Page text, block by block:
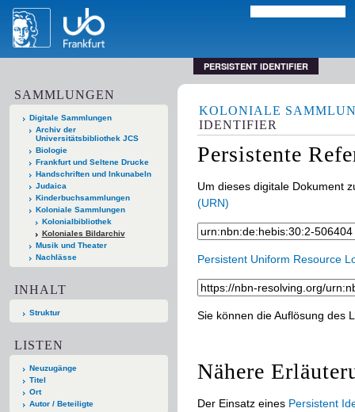
PERSISTENT IDENTIFIER
SAMMLUNGEN
Digitale Sammlungen
Archiv der
Universitätsbibliothek JCS
Biologie
Frankfurt und Seltene Drucke
Handschriften und Inkunabeln
Judaica
Kinderbuchsammlungen
Koloniale Sammlungen
Kolonialbibliothek
Koloniales Bildarchiv
Musik und Theater
Nachlässe
INHALT
Struktur
LISTEN
Neuzugänge
Titel
Ort
Autor / Beteiligte
KOLONIALE
IDENTIFIER
Persistente
Um dieses digitale Dokument
(URN)
Persistent Uniform Resource
Sie können die Auflösung des
Nähere
Der Einsatz eines Persistent